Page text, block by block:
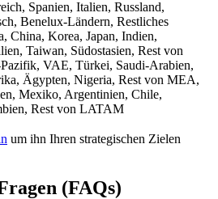
Spanien, Italien, Russland,
Benelux-Ländern, Restliches
China, Korea, Japan, Indien,
Taiwan, Südostasien, Rest von
VAE, Türkei, Saudi-Arabien,
Ägypten, Nigeria, Rest von MEA,
Mexiko, Argentinien, Chile,
Rest von LATAM
um ihn Ihren strategischen Zielen
(FAQs)